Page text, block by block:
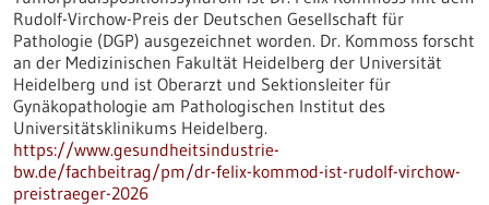
Rudolf-Virchow-Preis der Deutschen Gesellschaft für
Pathologie (DGP) ausgezeichnet worden. Dr. Kommoss forscht
an der Medizinischen Fakultät Heidelberg der Universität
Heidelberg und ist Oberarzt und Sektionsleiter für
Gynäkopathologie am Pathologischen Institut des
Universitätsklinikums Heidelberg.
https://www.gesundheitsindustrie-
bw.de/fachbeitrag/pm/dr-felix-kommod-ist-rudolf-virchow-
preistraeger-2026